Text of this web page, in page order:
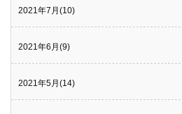
2021年7月(10)
2021年6月(9)
2021年5月(14)